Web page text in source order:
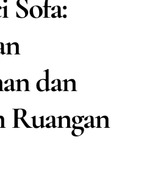
Sofa:
dan
Ruangan